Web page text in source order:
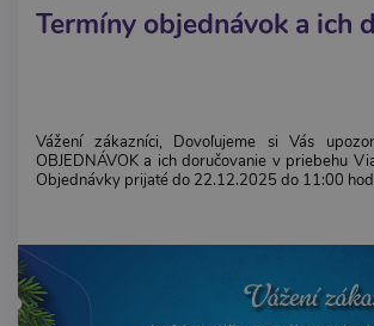
Termíny objednávok a ich
Vážení zákazníci, Dovoľujeme si Vás
OBJEDNÁVOK a ich doručovanie v priebehu
Objednávky prijaté do 22.12.2025 do 11:00 hod